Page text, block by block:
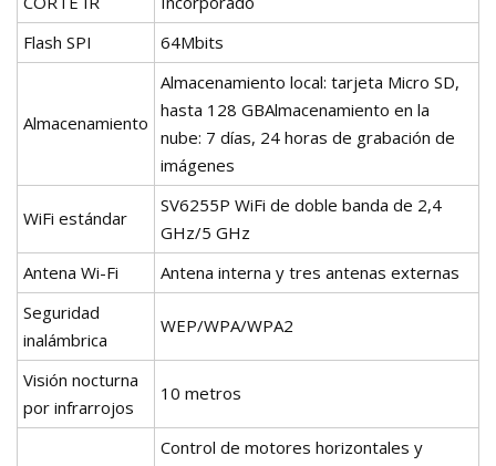
Flash SPI
64Mbits
Almacenamiento
Almacenamiento local: tarjeta Micro SD,
hasta 128 GBAlmacenamiento en la
nube: 7 días, 24 horas de grabación de
imágenes
WiFi estándar
SV6255P WiFi de doble banda de 2,4
GHz/5 GHz
Antena Wi-Fi
Antena interna y tres antenas externas
Seguridad
inalámbrica
WEP/WPA/WPA2
Visión nocturna
por infrarrojos
10 metros
Control de motores horizontales y